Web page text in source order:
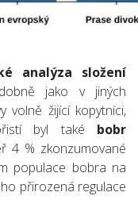
analýza složení
jako v jiných
volně žijící kopytníci,
byl také bobr
4 % zkonzumované
populace bobra na
přirozená regulace